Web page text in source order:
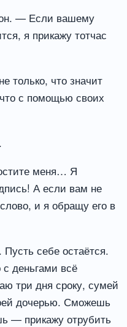
— Если вашему
я прикажу тотчас
только, что значит
с помощью своих
меня… Я
А если вам не
и я обращу его в
себе остаётся.
деньгами всё
три дня сроку, сумей
дочерью. Сможешь
— прикажу отрубить